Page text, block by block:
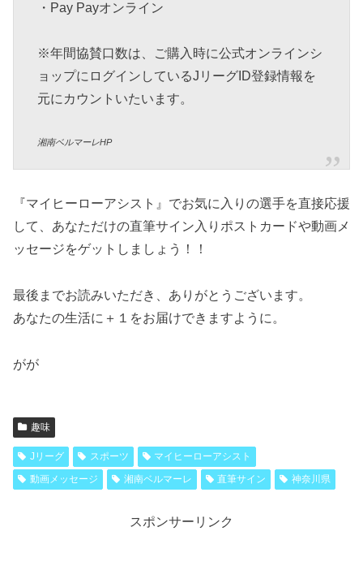
・Pay Payオンライン
※年間協賛口数は、ご購入時に公式オンラインシ
ョップにログインしているJリーグID登録情報を
元にカウントいたいます。
湘南ベルマーレHP
『マイヒーローアシスト』でお気に入りの選手を直接応援
して、あなただけの直筆サイン入りポストカードや動画メ
ッセージをゲットしましょう！！
最後までお読みいただき、ありがとうございます。
あなたの生活に＋１をお届けできますように。
がが
趣味
Jリーグ スポーツ
マイヒーローアシスト
動画メッセージ
湘南ベルマーレ 直筆サイン 神奈川県
スポンサーリンク